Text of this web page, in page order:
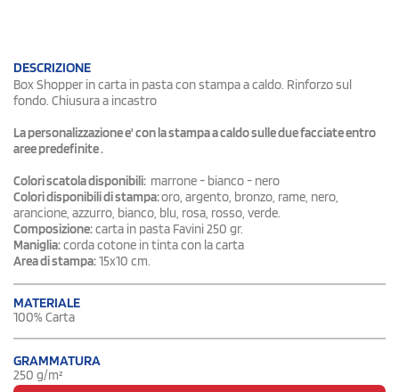
DESCRIZIONE
Box Shopper in carta in pasta con stampa a caldo. Rinforzo sul
fondo. Chiusura a incastro
La personalizzazione e' con la stampa a caldo sulle due facciate entro
aree predefinite .
Colori scatola disponibili: marrone - bianco - nero
Colori disponibili di stampa:oro, argento, bronzo, rame, nero,
arancione, azzurro, bianco, blu, rosa, rosso, verde.
Composizione:carta in pasta Favini 250 gr.
Maniglia:corda cotone in tinta con la carta
Area di stampa:15x10 cm.
MATERIALE
100% Carta
GRAMMATURA
250 g/m²